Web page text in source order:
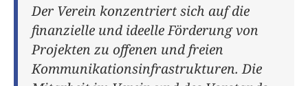
Der Verein konzentriert sich auf die
finanzielle und ideelle Förderung von
Projekten zu offenen und freien
Kommunikationsinfrastrukturen. Die